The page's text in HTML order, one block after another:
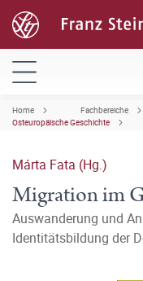
Home Fachbereiche
Osteuropäische Geschichte
Márta Fata (Hg.)
Migration im
Auswanderung und
Identitätsbildung der